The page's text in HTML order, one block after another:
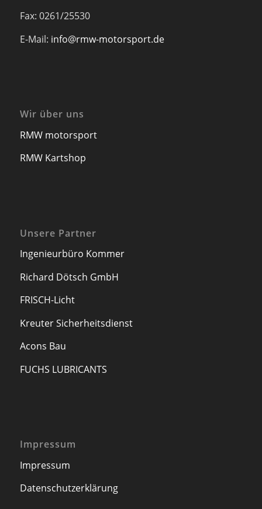
Fax: 0261/25530
E-Mail: info@rmw-motorsport.de
Wir über uns
RMW motorsport
RMW Kartshop
Unsere Partner
Ingenieurbüro Kommer
Richard Dötsch GmbH
FRISCH-Licht
Kreuter Sicherheitsdienst
Acons Bau
FUCHS LUBRICANTS
Impressum
Impressum
Datenschutzerklärung